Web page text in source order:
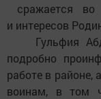
сражается во
и интересов
Гульфия
подробно
работе в
воинам, в том